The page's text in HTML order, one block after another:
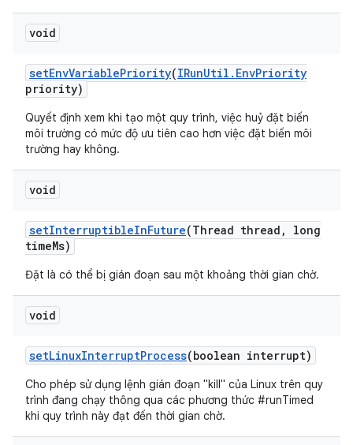
void
setEnvVariablePriority(IRunUtil . EnvPriority
priority)
Quyết định xem khi tạo một quy trình, việc huỷ đặt biến
môi trường có mức độ ưu tiên cao hơn việc đặt biến môi
trường hay không.
void
setInterruptibleInFuture(Thread thread ,
long
timeMs)
Đặt là có thể bị gián đoạn sau một khoảng thời gian chờ.
void
setLinuxInterruptProcess(boolean interrupt)
Cho phép sử dụng lệnh gián đoạn "kill" của Linux trên quy
trình đang chạy thông qua các phương thức #runTimed
khi quy trình này đạt đến thời gian chờ.